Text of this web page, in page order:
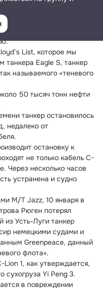
охрана Финляндии
и патрульное судно
технических
List, которое мы
танкера Eagle S, танкер
называемого «теневого
50 тысяч тонн нефти
танкер остановилось
недалеко от
остановку к
не только кабель C-
Через несколько часов
устранена и судно
M/T Jazz, 10 января в
Рюген потерял
из Усть-Луги танкер
немецкими судами и
Greenpeace, данный
флота».
Lion 1, как утверждается,
сухогруза Yi Peng 3.
в повреждении